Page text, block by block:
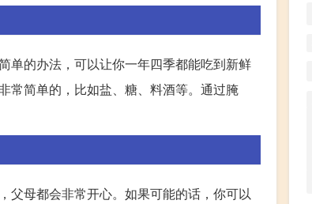
单的办法，可以让你一年四季都能吃到新鲜
常简单的，比如盐、糖、料酒等。通过腌
父母都会非常开心。如果可能的话，你可以